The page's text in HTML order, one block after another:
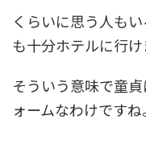
くらいに思う人も
も十分ホテルに行け
そういう意味で童
ォームなわけですね